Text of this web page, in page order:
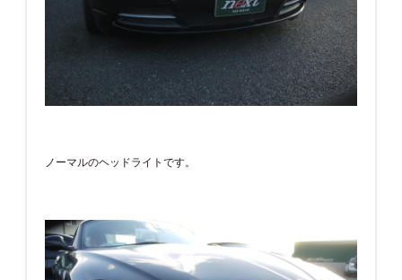
ノーマルのヘッドライトです。